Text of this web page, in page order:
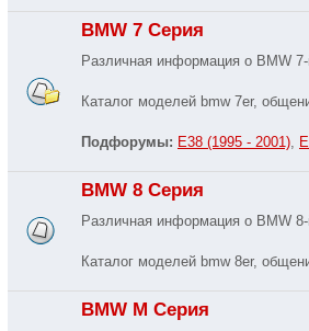
BMW 7 Серия
Различная информация о BMW
Каталог моделей bmw 7er,
Подфорумы: E38 (1995 - 2001)
BMW 8 Серия
Различная информация о BMW
Каталог моделей bmw 8er,
BMW M Серия